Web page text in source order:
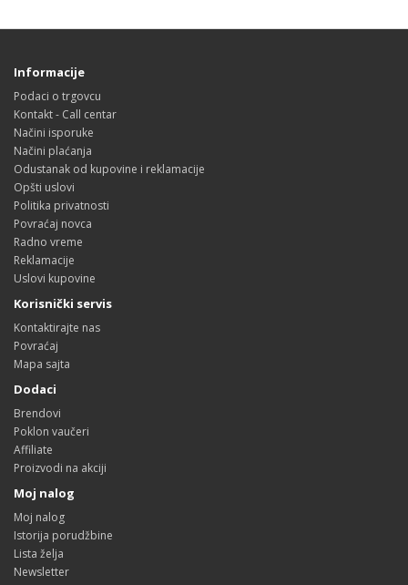
Informacije
Podaci o trgovcu
Kontakt - Call centar
Načini isporuke
Načini plaćanja
Odustanak od kupovine i reklamacije
Opšti uslovi
Politika privatnosti
Povraćaj novca
Radno vreme
Reklamacije
Uslovi kupovine
Korisnički servis
Kontaktirajte nas
Povraćaj
Mapa sajta
Dodaci
Brendovi
Poklon vaučeri
Affiliate
Proizvodi na akciji
Moj nalog
Moj nalog
Istorija porudžbine
Lista želja
Newsletter